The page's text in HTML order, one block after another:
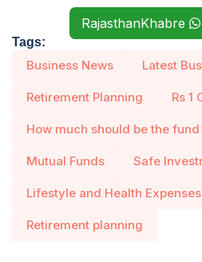
RajasthanKhabre
Tags:
Business News Latest
Retirement Planning Rs 1
How much should be the fund
Mutual Funds Safe
Lifestyle and Health Expenses
Retirement planning